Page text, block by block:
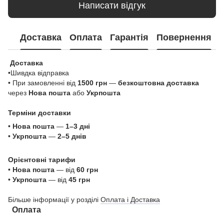
Написати відгук
Доставка Оплата Гарантія Повернення
Доставка
•Шивдка відправка
• При замовленні від 1500 грн — безкоштовна доставка
через Нова пошта або Укрпошта
Терміни доставки
• Нова пошта — 1–3 дні
• Укрпошта — 2–5 днів
Орієнтовні тарифи
• Нова пошта — від 60 грн
• Укрпошта — від 45 грн
Більше інформації у розділі Оплата і Доставка
Оплата